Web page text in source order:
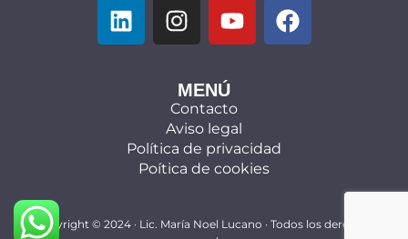
MENÚ
Contacto
Aviso legal
Política de privacidad
Poítica de cookies
Copyright © 2024 · Lic. María Noel Lucano · Todos los derechos